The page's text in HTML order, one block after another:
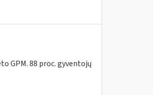
GPM. 88 proc. gyventojų